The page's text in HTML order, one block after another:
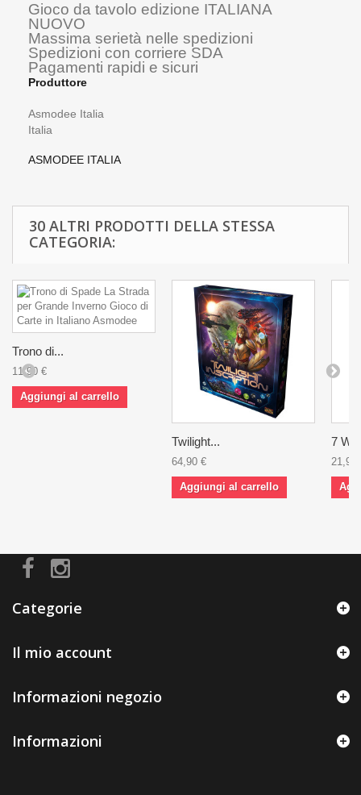
Gioco da tavolo edizione ITALIANA
NUOVO
Massima serietà nelle spedizioni
Spedizioni con corriere SDA
Pagamenti rapidi e sicuri
Produttore
Asmodee Italia
Italia
ASMODEE ITALIA
30 ALTRI PRODOTTI DELLA STESSA
CATEGORIA:
Trono di...
11,90 €
Aggiungi al carrello
Twilight...
64,90 €
Aggiungi al carrello
7
21,90
Categorie
Il mio account
Informazioni negozio
Informazioni